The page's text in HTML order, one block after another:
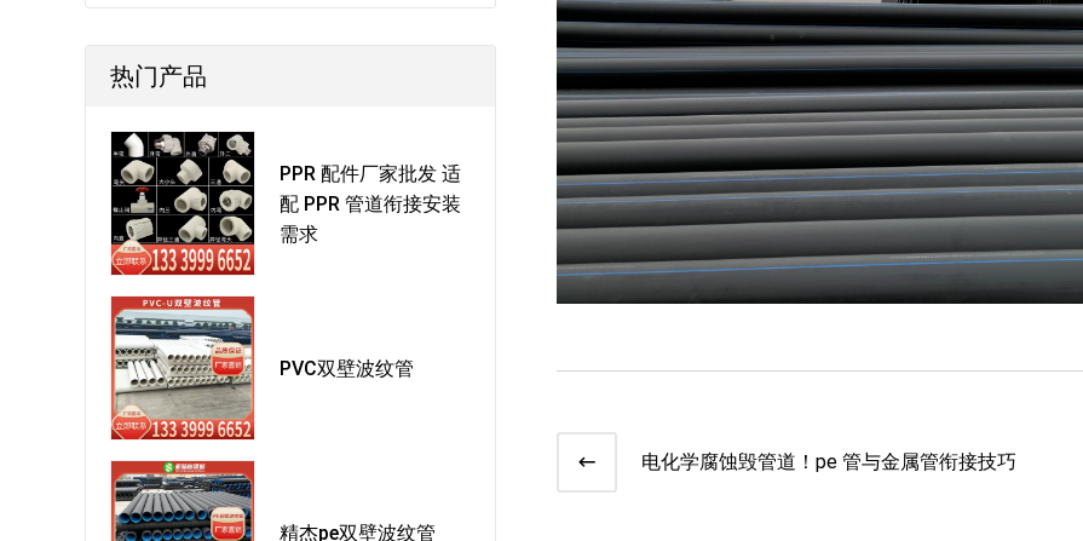
热门产品
PPR 配件厂家批发 适
配 PPR 管道衔接安装
需求
PVC双壁波纹管
精杰pe双壁波纹管
电化学腐蚀毁管道！pe 管与金属管衔接技巧​